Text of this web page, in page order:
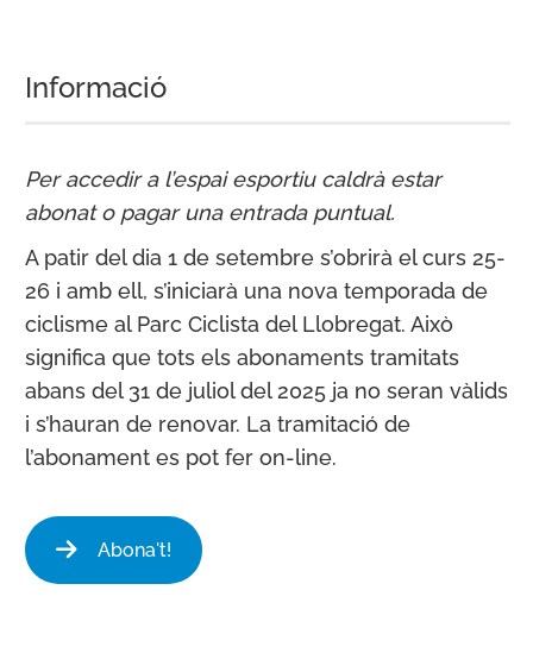
Informació
Per accedir a l’espai esportiu caldrà estar
abonat o pagar una entrada puntual.
A patir del dia 1 de setembre s’obrirà el curs 25-
26 i amb ell, s’iniciarà una nova temporada de
ciclisme al Parc Ciclista del Llobregat. Això
significa que tots els abonaments tramitats
abans del 31 de juliol del 2025 ja no seran vàlids
i s’hauran de renovar. La tramitació de
l’abonament es pot fer on-line.
Abona't!